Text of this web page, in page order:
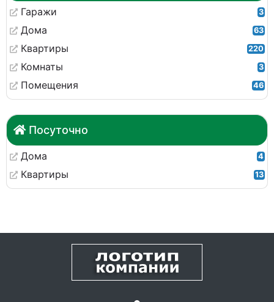
Гаражи 3
Дома 63
Квартиры 220
Комнаты 3
Помещения 46
Посуточно
Дома 4
Квартиры 13